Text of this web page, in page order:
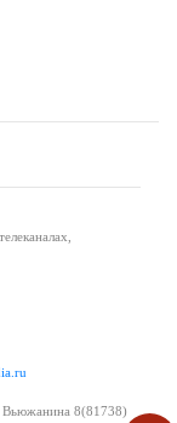
Вьюжанина 8(81738)